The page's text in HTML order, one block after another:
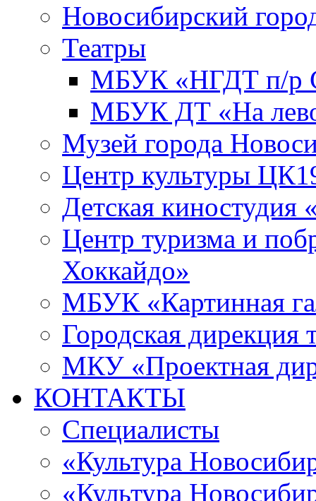
Новосибирский
Театры
МБУК «НГДТ п/р
МБУК ДТ «На
Музей города
Центр культуры
Детская киностудия
Центр туризма и
Хоккайдо»
МБУК «Картинная
Городская дирекция
МКУ «Проектная
КОНТАКТЫ
Специалисты
«Культура
«Культура